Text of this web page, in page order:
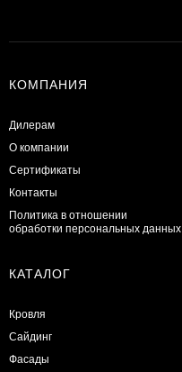
КОМПАНИЯ
Дилерам
О компании
Сертификаты
Контакты
Политика в отношении
обработки персональных данных
КАТАЛОГ
Кровля
Сайдинг
Фасады